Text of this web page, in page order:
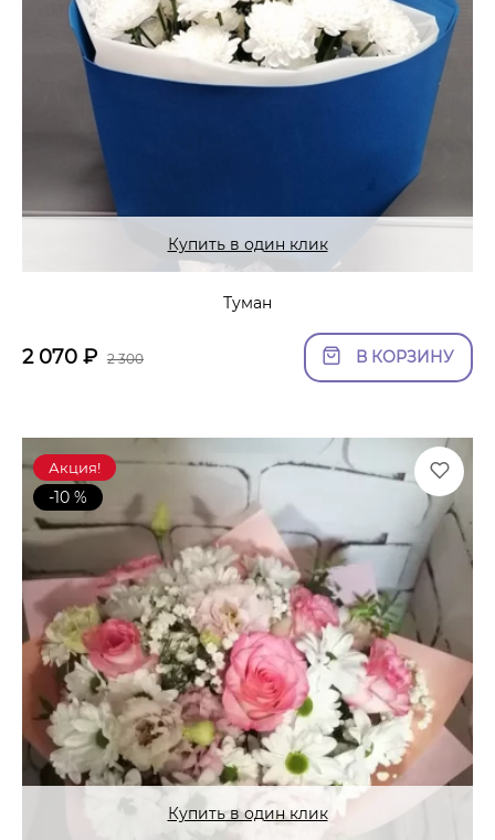
Купить в один клик
Туман
2 070 ₽ 2 300 В КОРЗИНУ
Акция!
-10 %
Купить в один клик